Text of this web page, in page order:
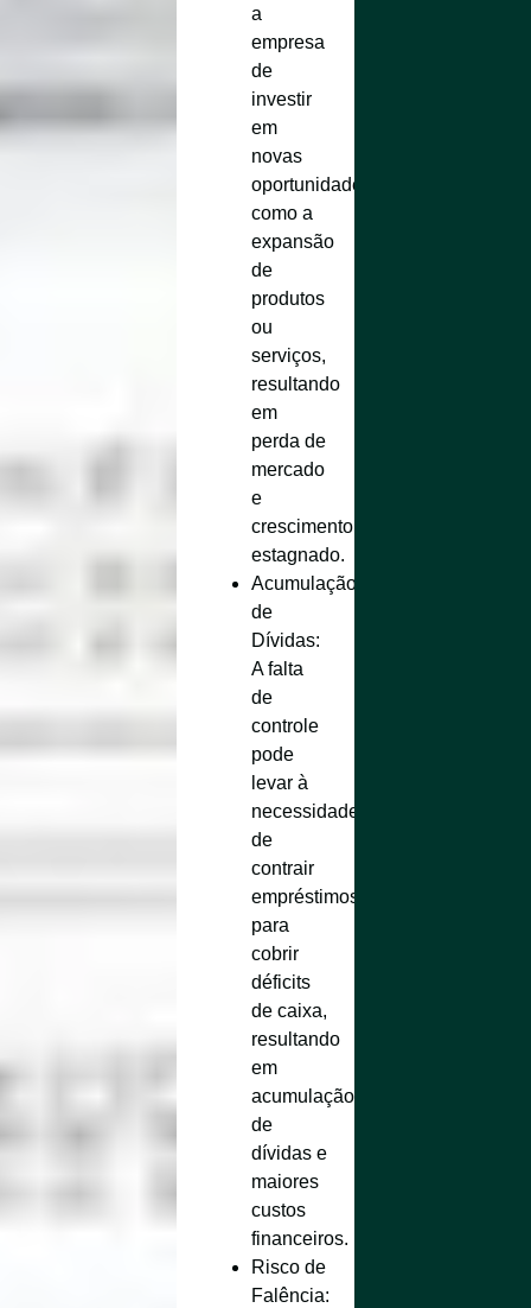
a
empresa
de
investir
em
novas
oportunidades,
como a
expansão
de
produtos
ou
serviços,
resultando
em
perda de
mercado
e
crescimento
estagnado.
Acumulação
de
Dívidas:
A falta
de
controle
pode
levar à
necessidade
de
contrair
empréstimos
para
cobrir
déficits
de caixa,
resultando
em
acumulação
de
dívidas e
maiores
custos
financeiros.
Risco de
Falência: